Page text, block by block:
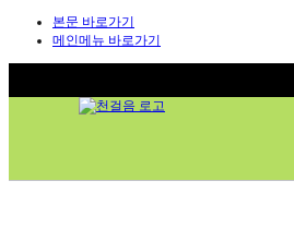
본문 바로가기
메인메뉴 바로가기